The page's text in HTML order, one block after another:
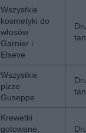
Wszystkie
kosmetyki do
włosów
Garnier i
Elseve
Wszystkie
pizze
Guseppe
Krewetki
gotowane,